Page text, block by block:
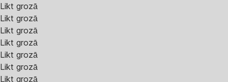
Likt grozā
Likt grozā
Likt grozā
Likt grozā
Likt grozā
Likt grozā
Likt grozā